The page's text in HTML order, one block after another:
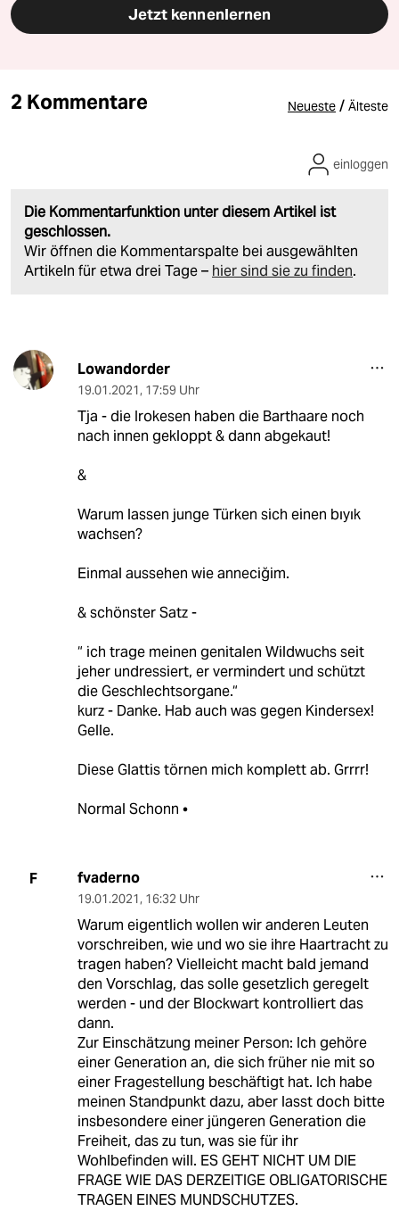
Jetzt kennenlernen
2 Kommentare Neueste / Älteste
Die Kommentarfunktion unter diesem Artikel ist
geschlossen.
Wir öffnen die Kommentarspalte bei ausgewählten
Artikeln für etwa drei Tage – hier sind sie zu finden.
einloggen
Lowandorder
19.01.2021, 17:59 Uhr
Tja - die Irokesen haben die Barthaare noch
nach innen gekloppt & dann abgekaut!
&
Warum lassen junge Türken sich einen bıyık
wachsen?
Einmal aussehen wie anneciğim.
& schönster Satz -
“ ich trage meinen genitalen Wildwuchs seit
jeher undressiert, er vermindert und schützt
die Geschlechtsorgane.“
kurz - Danke. Hab auch was gegen Kindersex!
Gelle.
Diese Glattis törnen mich komplett ab. Grrrr!
Normal Schonn •
F fvaderno
19.01.2021, 16:32 Uhr
Warum eigentlich wollen wir anderen Leuten
vorschreiben, wie und wo sie ihre Haartracht zu
tragen haben? Vielleicht macht bald jemand
den Vorschlag, das solle gesetzlich geregelt
werden - und der Blockwart kontrolliert das
dann.
Zur Einschätzung meiner Person: Ich gehöre
einer Generation an, die sich früher nie mit so
einer Fragestellung beschäftigt hat. Ich habe
meinen Standpunkt dazu, aber lasst doch bitte
insbesondere einer jüngeren Generation die
Freiheit, das zu tun, was sie für ihr
Wohlbefinden will. ES GEHT NICHT UM DIE
FRAGE WIE DAS DERZEITIGE OBLIGATORISCHE
TRAGEN EINES MUNDSCHUTZES.